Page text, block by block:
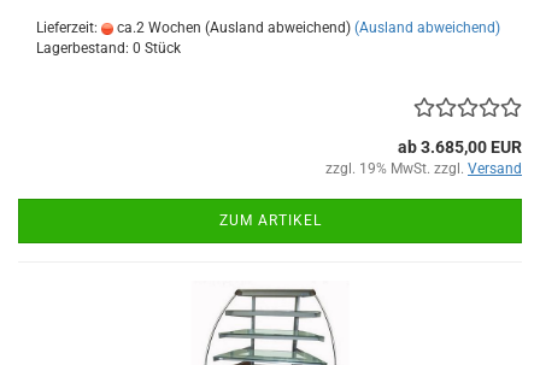
Lieferzeit: ca.2 Wochen (Ausland abweichend) (Ausland abweichend)
Lagerbestand: 0 Stück
ab 3.685,00 EUR
zzgl. 19% MwSt. zzgl. Versand
ZUM ARTIKEL